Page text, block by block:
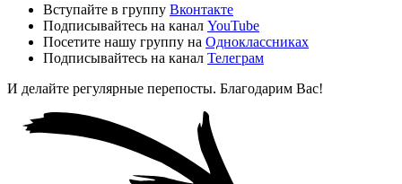
Вступайте в группу Вконтакте
Подписывайтесь на канал YouTube
Посетите нашу группу на Одноклассниках
Подписывайтесь на канал Телеграм
И делайте регулярные перепосты. Благодарим Вас!